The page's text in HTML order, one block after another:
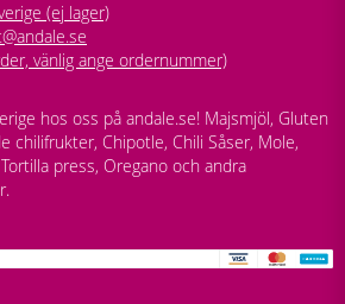
(ej lager)
vänlig ange ordernummer)
hos oss på andale.se! Majsmjöl, Gluten
chilifrukter, Chipotle, Chili Såser, Mole,
press, Oregano och andra